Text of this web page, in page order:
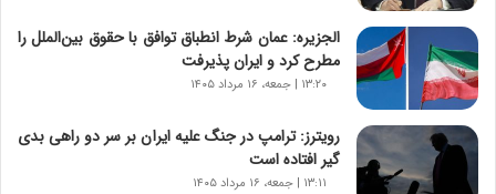
ش
ن
ا
س
ت
|
الجزیره: عمان شرط انطباق توافق با حقوق بین‌الملل را
مطرح کرد و ایران پذیرفت
۱۳:۲۰ | جمعه، ۱۶ مرداد ۱۴۰۵
رویترز: ترامپ در جنگ علیه ایران بر سر دو راهی بدی
گیر افتاده است
۱۳:۱۱ | جمعه، ۱۶ مرداد ۱۴۰۵